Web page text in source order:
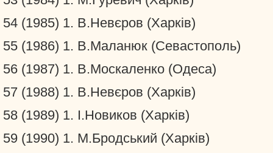
54 (1985) 1. В.Невєров (Харків)
55 (1986) 1. В.Маланюк (Севастополь)
56 (1987) 1. В.Москаленко (Одеса)
57 (1988) 1. В.Невєров (Харків)
58 (1989) 1. І.Новиков (Харків)
59 (1990) 1. М.Бродський (Харків)